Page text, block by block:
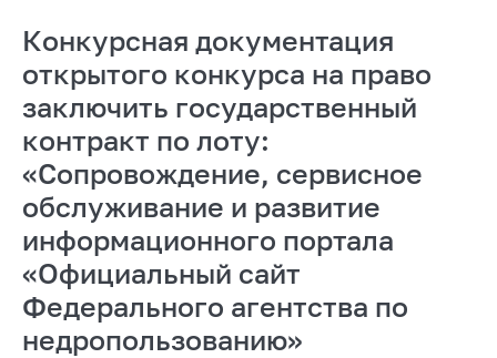
Конкурсная документация
открытого конкурса на право
заключить государственный
контракт по лоту:
«Сопровождение, сервисное
обслуживание и развитие
информационного портала
«Официальный сайт
Федерального агентства по
недропользованию»